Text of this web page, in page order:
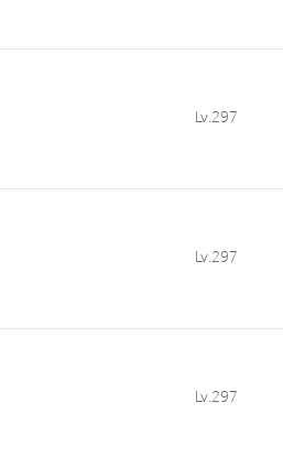
Lv.297
Lv.297
Lv.297